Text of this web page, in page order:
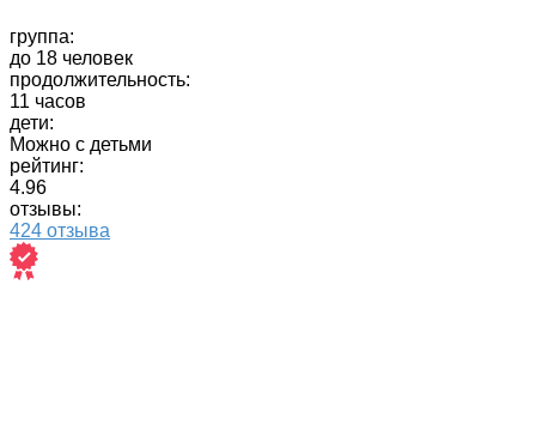
группа:
до 18 человек
продолжительность:
11 часов
дети:
Можно с детьми
рейтинг:
4.96
отзывы:
424 отзыва